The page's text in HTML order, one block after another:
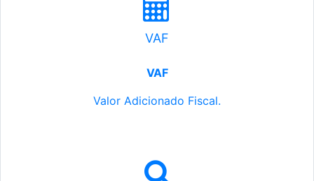
VAF
VAF
Valor Adicionado Fiscal.